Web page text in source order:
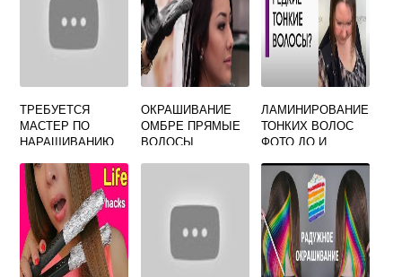
ТРЕБУЕТСЯ
МАСТЕР ПО
НАРАЩИВАНИЮ
ОКРАШИВАНИЕ
ОМБРЕ ПРЯМЫЕ
ВОЛОСЫ
ЛАМИНИРОВАНИЕ
ТОНКИХ ВОЛОС
ФОТО ДО И